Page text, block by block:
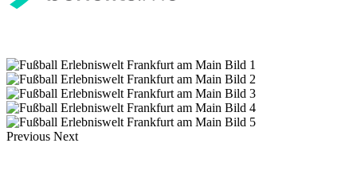
Previous Next